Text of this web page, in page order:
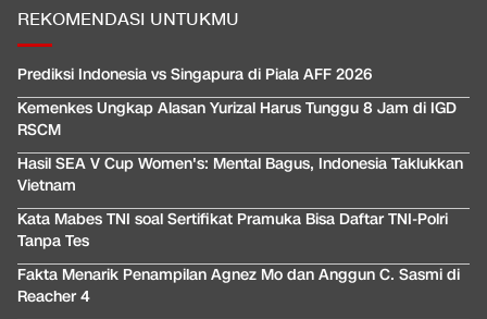
REKOMENDASI UNTUKMU
Prediksi Indonesia vs Singapura di Piala AFF 2026
Kemenkes Ungkap Alasan Yurizal Harus Tunggu 8 Jam di IGD
RSCM
Hasil SEA V Cup Women's: Mental Bagus, Indonesia Taklukkan
Vietnam
Kata Mabes TNI soal Sertifikat Pramuka Bisa Daftar TNI-Polri
Tanpa Tes
Fakta Menarik Penampilan Agnez Mo dan Anggun C. Sasmi di
Reacher 4